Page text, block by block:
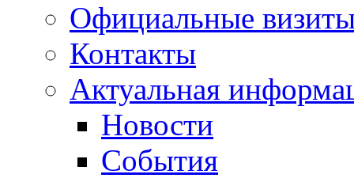
Официальные
Контакты
Актуальная
Новости
События